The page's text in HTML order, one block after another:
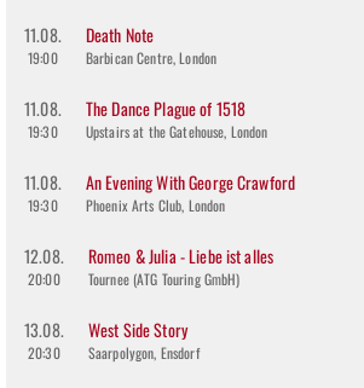
11.08.
19:00
Death Note
Barbican Centre, London
11.08.
19:30
The Dance Plague of 1518
Upstairs at the Gatehouse, London
11.08.
19:30
An Evening With George Crawford
Phoenix Arts Club, London
12.08.
20:00
Romeo & Julia - Liebe ist alles
Tournee (ATG Touring GmbH)
13.08.
20:30
West Side Story
Saarpolygon, Ensdorf